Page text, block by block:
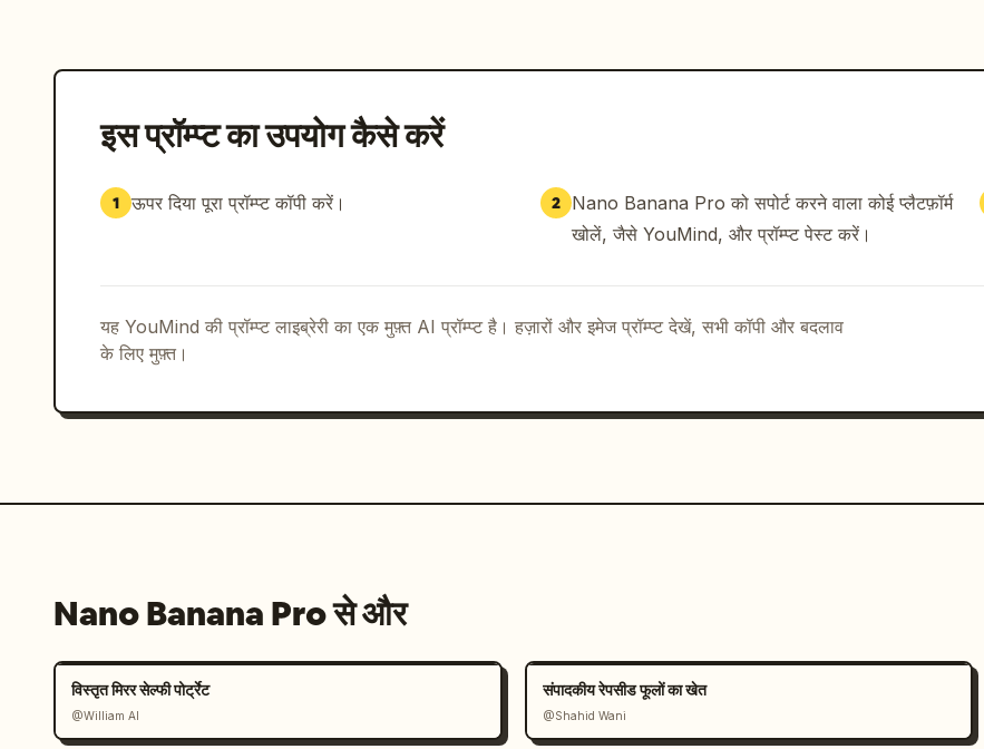
इस प्रॉम्प्ट का उपयोग कैसे करें
1 ऊपर दिया पूरा प्रॉम्प्ट कॉपी करें। 2 Nano Banana Pro को सपोर्ट करने वाला कोई प्लैटफ़ॉर्म
खोलें, जैसे YouMind, और प्रॉम्प्ट पेस्ट करें।
यह YouMind की प्रॉम्प्ट लाइब्रेरी का एक मुफ़्त AI प्रॉम्प्ट है। हज़ारों और इमेज प्रॉम्प्ट देखें, सभी कॉपी और बदलाव
के लिए मुफ़्त।
Nano Banana Pro से और
विस्तृत मिरर सेल्फी पोर्ट्रेट
@William AI
संपादकीय रेपसीड फूलों का खेत
@Shahid Wani